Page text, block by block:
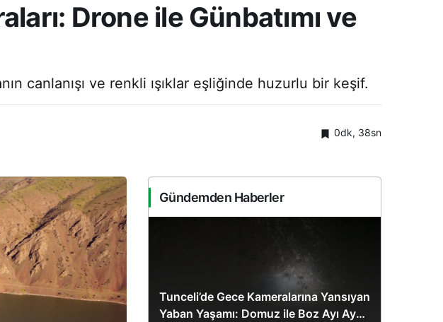
Drone ile Günbatımı ve
canlanışı ve renkli ışıklar eşliğinde huzurlu bir keşif.
0dk, 38sn
Gündemden Haberler
Tunceli’de Gece Kameralarına Yansıyan
Yaban Yaşamı: Domuz ile Boz Ayı Aynı